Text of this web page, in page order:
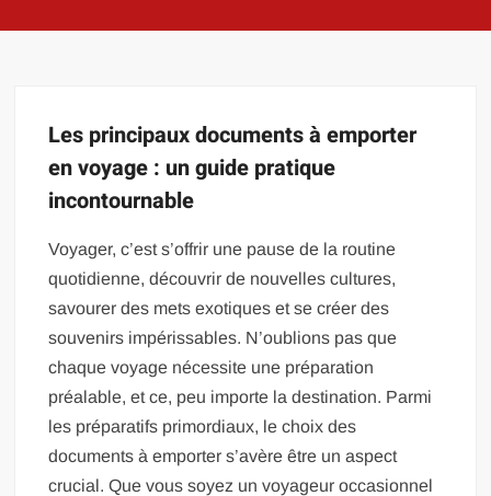
Les principaux documents à emporter
en voyage : un guide pratique
incontournable
Voyager, c’est s’offrir une pause de la routine
quotidienne, découvrir de nouvelles cultures,
savourer des mets exotiques et se créer des
souvenirs impérissables. N’oublions pas que
chaque voyage nécessite une préparation
préalable, et ce, peu importe la destination. Parmi
les préparatifs primordiaux, le choix des
documents à emporter s’avère être un aspect
crucial. Que vous soyez un voyageur occasionnel